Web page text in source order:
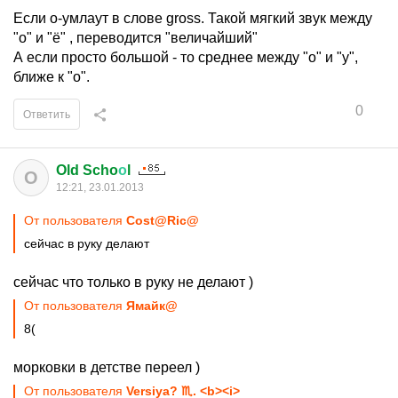
Если о-умлаут в слове gross. Такой мягкий звук между
"о" и "ё" , переводится "величайший"
А если просто большой - то среднее между "о" и "у",
ближе к "о".
0
Ответить
O Old Schoо
12:21, 23.01.2013
От пользователя Cost@Ric@
сейчас в руку делают
сейчас что только в руку не делают )
От пользователя Ямайк@
8(
морковки в детстве переел )
От пользователя Versiya? ♏. <b><i>